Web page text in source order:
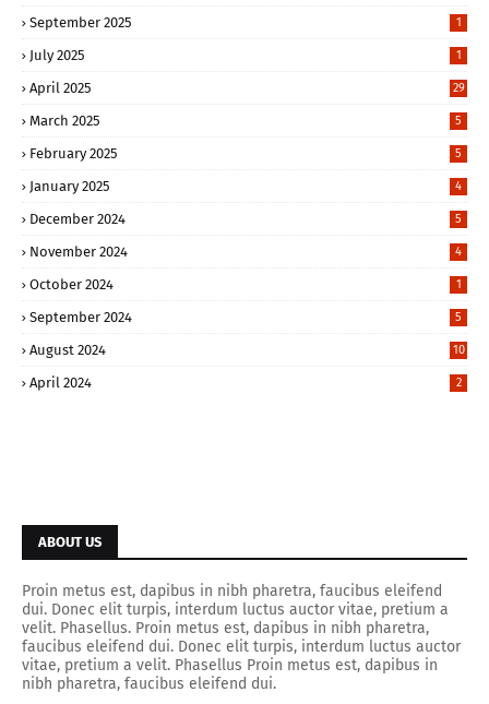
September 2025 1
July 2025 1
April 2025 29
March 2025 5
February 2025 5
January 2025 4
December 2024 5
November 2024 4
October 2024 1
September 2024 5
August 2024 10
April 2024 2
ABOUT US
Proin metus est, dapibus in nibh pharetra, faucibus eleifend
dui. Donec elit turpis, interdum luctus auctor vitae, pretium a
velit. Phasellus. Proin metus est, dapibus in nibh pharetra,
faucibus eleifend dui. Donec elit turpis, interdum luctus auctor
vitae, pretium a velit. Phasellus Proin metus est, dapibus in
nibh pharetra, faucibus eleifend dui.